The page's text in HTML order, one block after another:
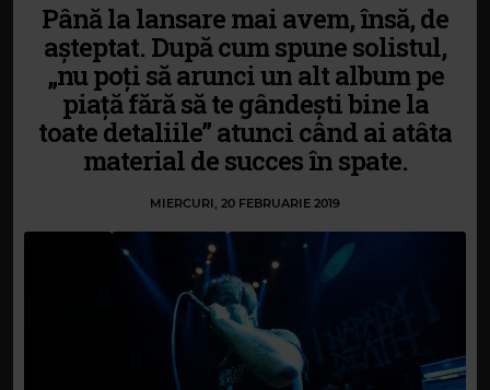
Până la lansare mai avem, însă, de
așteptat. După cum spune solistul,
„nu poți să arunci un alt album pe
piață fără să te gândești bine la
toate detaliile” atunci când ai atâta
material de succes în spate.
MIERCURI, 20 FEBRUARIE 2019